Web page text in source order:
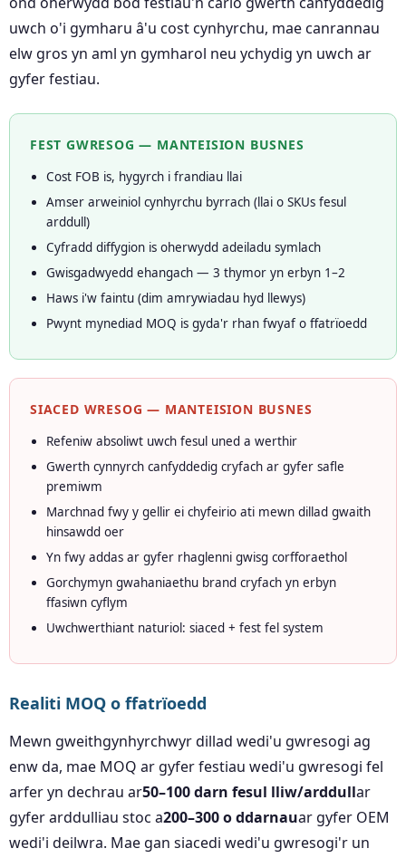
uwch o'i gymharu â'u cost cynhyrchu, mae canrannau
elw gros yn aml yn gymharol neu ychydig yn uwch ar
gyfer festiau.
FEST GWRESOG — MANTEISION BUSNES
Cost FOB is, hygyrch i frandiau llai
Amser arweiniol cynhyrchu byrrach (llai o SKUs fesul
arddull)
Cyfradd diffygion is oherwydd adeiladu symlach
Gwisgadwyedd ehangach — 3 thymor yn erbyn 1–2
Haws i'w faintu (dim amrywiadau hyd llewys)
Pwynt mynediad MOQ is gyda'r rhan fwyaf o ffatrïoedd
SIACED WRESOG — MANTEISION BUSNES
Refeniw absoliwt uwch fesul uned a werthir
Gwerth cynnyrch canfyddedig cryfach ar gyfer safle
premiwm
Marchnad fwy y gellir ei chyfeirio ati mewn dillad gwaith
hinsawdd oer
Yn fwy addas ar gyfer rhaglenni gwisg corfforaethol
Gorchymyn gwahaniaethu brand cryfach yn erbyn
ffasiwn cyflym
Uwchwerthiant naturiol: siaced + fest fel system
Realiti MOQ o ffatrïoedd
Mewn gweithgynhyrchwyr dillad wedi'u gwresogi ag
enw da, mae MOQ ar gyfer festiau wedi'u gwresogi fel
arfer yn dechrau ar50–100 darn fesul lliw/arddullar
gyfer arddulliau stoc a200–300 o ddarnauar gyfer OEM
wedi'i deilwra. Mae gan siacedi wedi'u gwresogi'r un